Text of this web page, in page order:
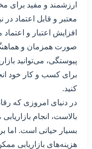
ارزشمند و مفید برای
معتبر و قابل اعتماد
افزایش اعتبار و
صورت همزمان و
پیوستگی، می‌توانید
برای کسب و کار خود
کنید.
در دنیای امروزی که
بالاست، انجام
بسیار حیاتی است. اما
هزینه‌های بازاریابی